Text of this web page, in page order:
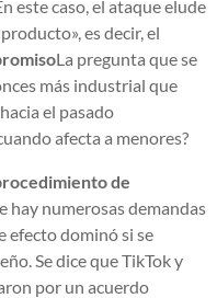
este caso, el ataque elude
es decir, el
La pregunta que se
más industrial que
el pasado
afecta a menores?
de
hay numerosas demandas
efecto dominó si se
Se dice que TikTok y
por un acuerdo